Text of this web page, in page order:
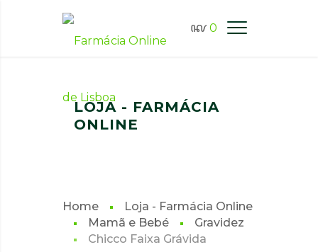
0
FARMÁCIA ONLINE LISBOA
LOJA - FARMÁCIA
ONLINE
Home
Loja - Farmácia Online
Mamã e Bebé
Gravidez
Chicco Faixa Grávida